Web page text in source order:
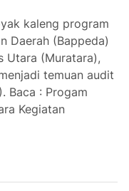
kaleng program
Daerah (Bappeda)
Utara (Muratara),
temuan audit
Baca : Progam
Kegiatan